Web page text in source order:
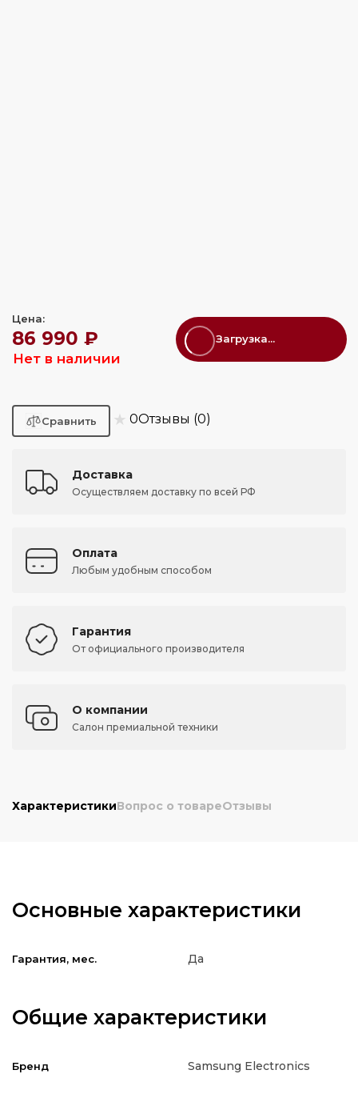
Цена:
86 990 ₽
Нет в наличии
Загрузка...
★ 0Отзывы (0)
Доставка
Осуществляем доставку по всей РФ
Оплата
Любым удобным способом
Гарантия
От официального производителя
О компании
Салон премиальной техники
ХарактеристикиВопрос о товареОтзывы
Основные характеристики
Гарантия, мес. Да
Общие характеристики
Бренд Samsung Electronics